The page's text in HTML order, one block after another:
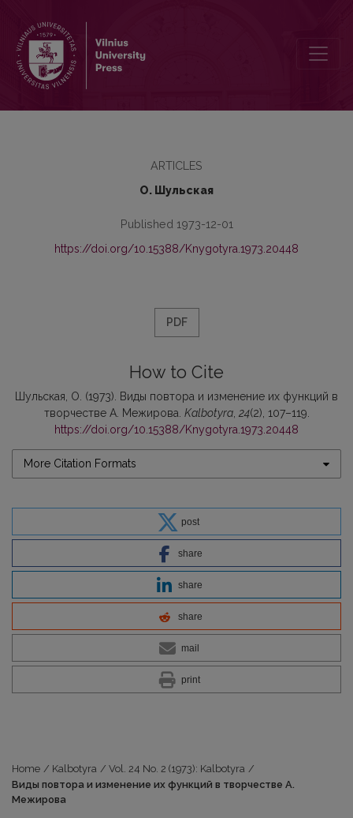
ARTICLES
О. Шульская
Published 1973-12-01
https://doi.org/10.15388/Knygotyra.1973.20448
PDF
How to Cite
Шульская, О. (1973). Виды повтора и изменение их функций в
творчестве А. Межирова. Kalbotyra, 24(2), 107–119.
https://doi.org/10.15388/Knygotyra.1973.20448
More Citation Formats
post
share
share
share
mail
print
Home / Kalbotyra / Vol. 24 No. 2 (1973): Kalbotyra /
Виды повтора и изменение их функций в творчестве А.
Межирова